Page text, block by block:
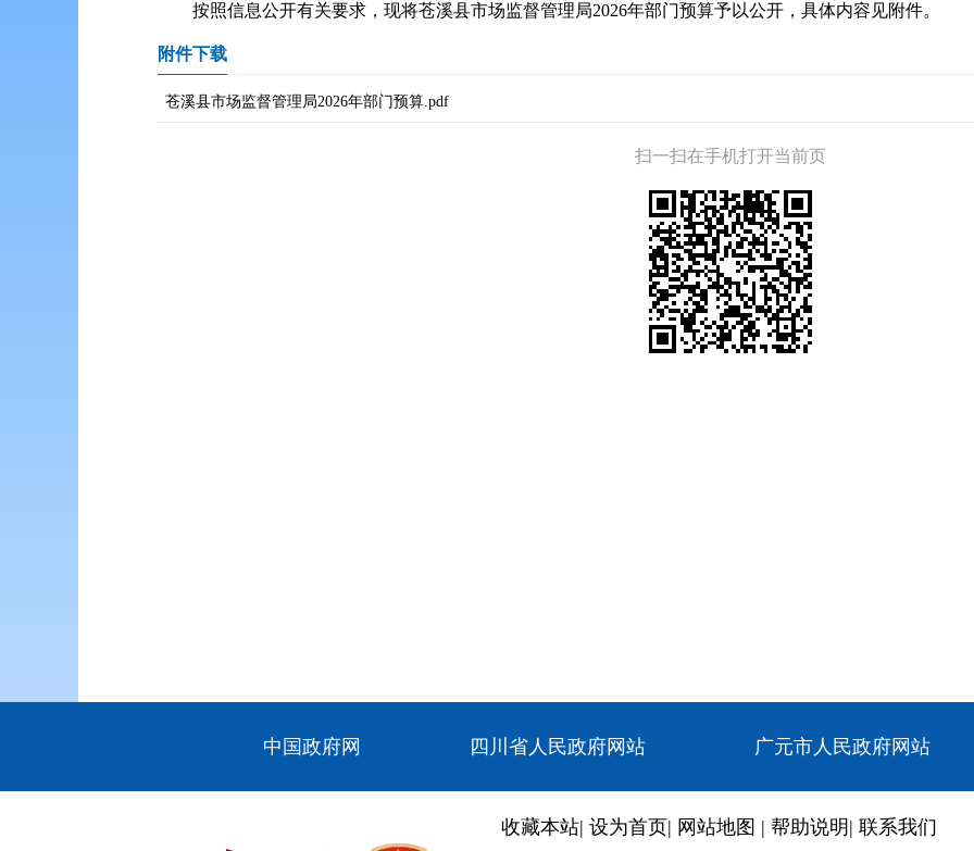
按照信息公开有关要求，现将苍溪县市场监督管理局2026年部门预算予以公开，具体内容见附件。
附件下载
苍溪县市场监督管理局2026年部门预算.pdf
扫一扫在手机打开当前页
中国政府网 四川省人民政府网站 广元市人民政府网站
收藏本站| 设为首页| 网站地图 | 帮助说明 | 联系我们